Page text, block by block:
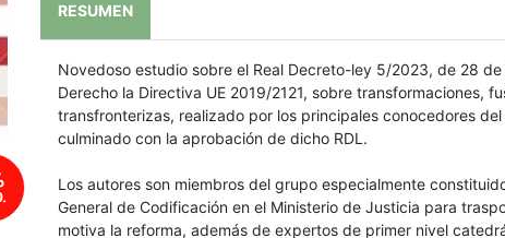
RESUMEN
Novedoso estudio sobre el Real Decreto-ley 5/2023, de 28
Derecho la Directiva UE 2019/2121, sobre transformaciones,
transfronterizas, realizado por los principales conocedores
culminado con la aprobación de dicho RDL.
Los autores son miembros del grupo especialmente
General de Codificación en el Ministerio de Justicia para
motiva la reforma, además de expertos de primer nivel